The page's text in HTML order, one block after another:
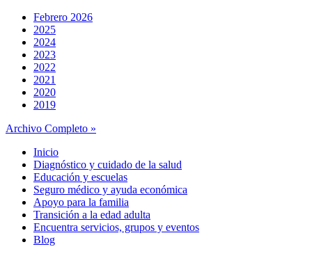
Febrero 2026
2025
2024
2023
2022
2021
2020
2019
Archivo Completo »
Inicio
Diagnóstico y cuidado de la salud
Educación y escuelas
Seguro médico y ayuda económica
Apoyo para la familia
Transición a la edad adulta
Encuentra servicios, grupos y eventos
Blog